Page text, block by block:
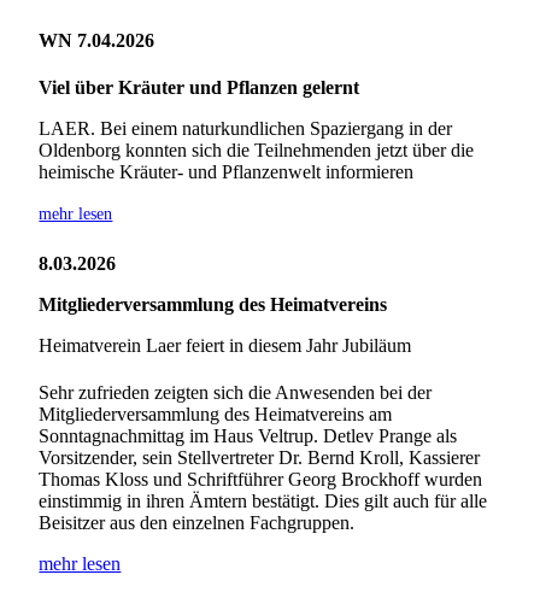
WN 7.04.2026
Viel über Kräuter und Pflanzen gelernt
LAER. Bei einem naturkundlichen Spaziergang in der
Oldenborg konnten sich die Teilnehmenden jetzt über die
heimische Kräuter- und Pflanzenwelt informieren
mehr lesen
8.03.2026
Mitgliederversammlung des Heimatvereins
Heimatverein Laer feiert in diesem Jahr Jubiläum
Sehr zufrieden zeigten sich die Anwesenden bei der
Mitgliederversammlung des Heimatvereins am
Sonntagnachmittag im Haus Veltrup. Detlev Prange als
Vorsitzender, sein Stellvertreter Dr. Bernd Kroll, Kassierer
Thomas Kloss und Schriftführer Georg Brockhoff wurden
einstimmig in ihren Ämtern bestätigt. Dies gilt auch für alle
Beisitzer aus den einzelnen Fachgruppen.
mehr lesen